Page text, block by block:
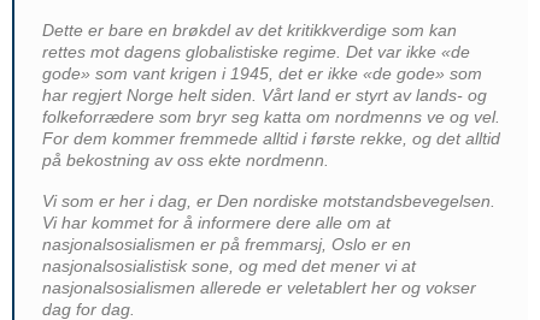
Dette er bare en brøkdel av det kritikkverdige som kan
rettes mot dagens globalistiske regime. Det var ikke «de
gode» som vant krigen i 1945, det er ikke «de gode» som
har regjert Norge helt siden. Vårt land er styrt av lands- og
folkeforrædere som bryr seg katta om nordmenns ve og vel.
For dem kommer fremmede alltid i første rekke, og det alltid
på bekostning av oss ekte nordmenn.
Vi som er her i dag, er Den nordiske motstandsbevegelsen.
Vi har kommet for å informere dere alle om at
nasjonalsosialismen er på fremmarsj, Oslo er en
nasjonalsosialistisk sone, og med det mener vi at
nasjonalsosialismen allerede er veletablert her og vokser
dag for dag.